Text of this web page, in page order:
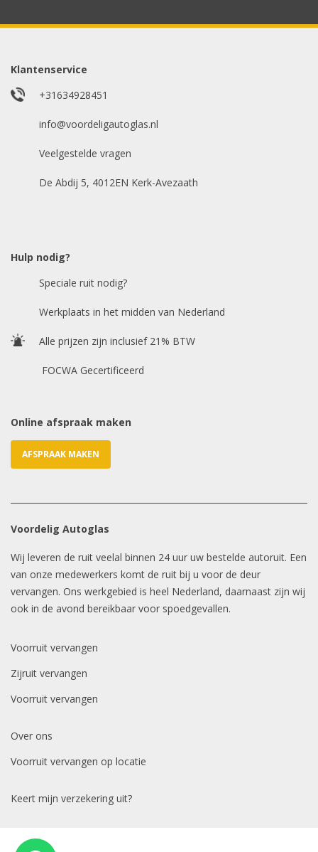
whatsappje met foto van de ruit en uw auto
Uw merk auto
Bouwjaar
E-mailadres *
Klantenservice
+31634928451
info@voordeligautoglas.nl
Veelgestelde vragen
De Abdij 5, 4012EN Kerk-Avezaath
Hulp nodig?
Speciale ruit nodig?
Werkplaats in het midden van Nederland
Alle prijzen zijn inclusief 21% BTW
FOCWA Gecertificeerd
Online afspraak maken
AFSPRAAK MAKEN
Voordelig Autoglas
Wij leveren de ruit veelal binnen 24 uur uw bestelde autoruit. Een
van onze medewerkers komt de ruit bij u voor de deur
vervangen. Ons werkgebied is heel Nederland, daarnaast zijn wij
ook in de avond bereikbaar voor spoedgevallen.
Voorruit vervangen
Zijruit vervangen
Voorruit vervangen
Over ons
Voorruit vervangen op locatie
Keert mijn verzekering uit?